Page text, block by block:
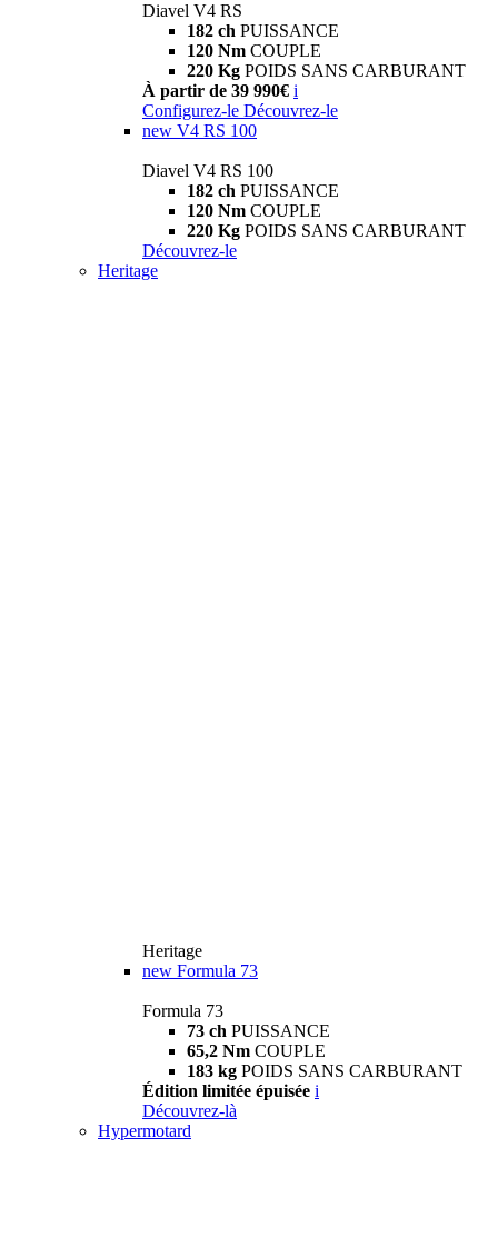
Diavel V4 RS
182 ch PUISSANCE
120 Nm COUPLE
220 Kg POIDS SANS CARBURANT
À partir de 39 990€ i
Configurez-le Découvrez-le
new V4 RS 100
Diavel V4 RS 100
182 ch PUISSANCE
120 Nm COUPLE
220 Kg POIDS SANS CARBURANT
Découvrez-le
Heritage
Heritage
new Formula 73
Formula 73
73 ch PUISSANCE
65,2 Nm COUPLE
183 kg POIDS SANS CARBURANT
Édition limitée épuisée i
Découvrez-là
Hypermotard